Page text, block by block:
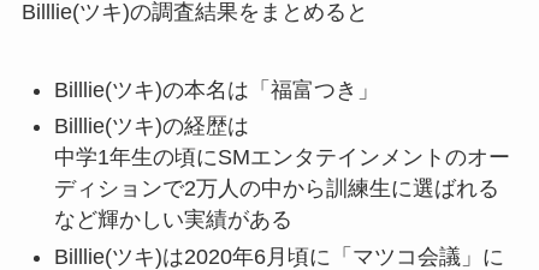
Billlie(ツキ)の調査結果をまとめると
Billlie(ツキ)の本名は「福富つき」
Billlie(ツキ)の経歴は
中学1年生の頃にSMエンタテインメントのオー
ディションで2万人の中から訓練生に選ばれる
など輝かしい実績がある
Billlie(ツキ)は2020年6月頃に「マツコ会議」に